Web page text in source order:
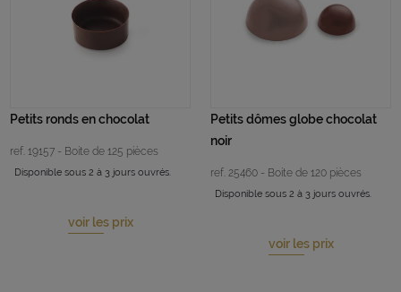
Petits ronds en chocolat
ref. 19157 - Boite de 125 pièces
Disponible sous 2 à 3 jours ouvrés.
voir les prix
Petits dômes globe chocolat
noir
ref. 25460 - Boite de 120 pièces
Disponible sous 2 à 3 jours ouvrés.
voir les prix